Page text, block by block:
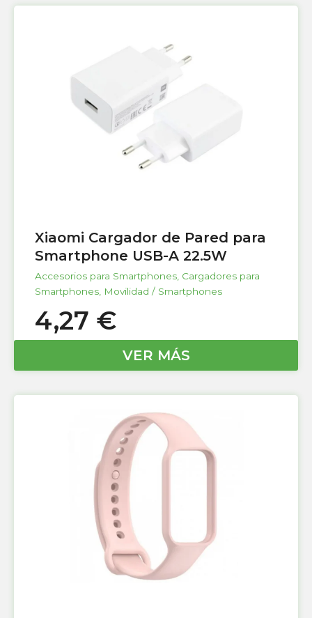
Xiaomi Cargador de Pared para
Smartphone USB-A 22.5W
Accesorios para Smartphones Cargadores para
Smartphones Movilidad / Smartphones
4,27 €
VER MÁS